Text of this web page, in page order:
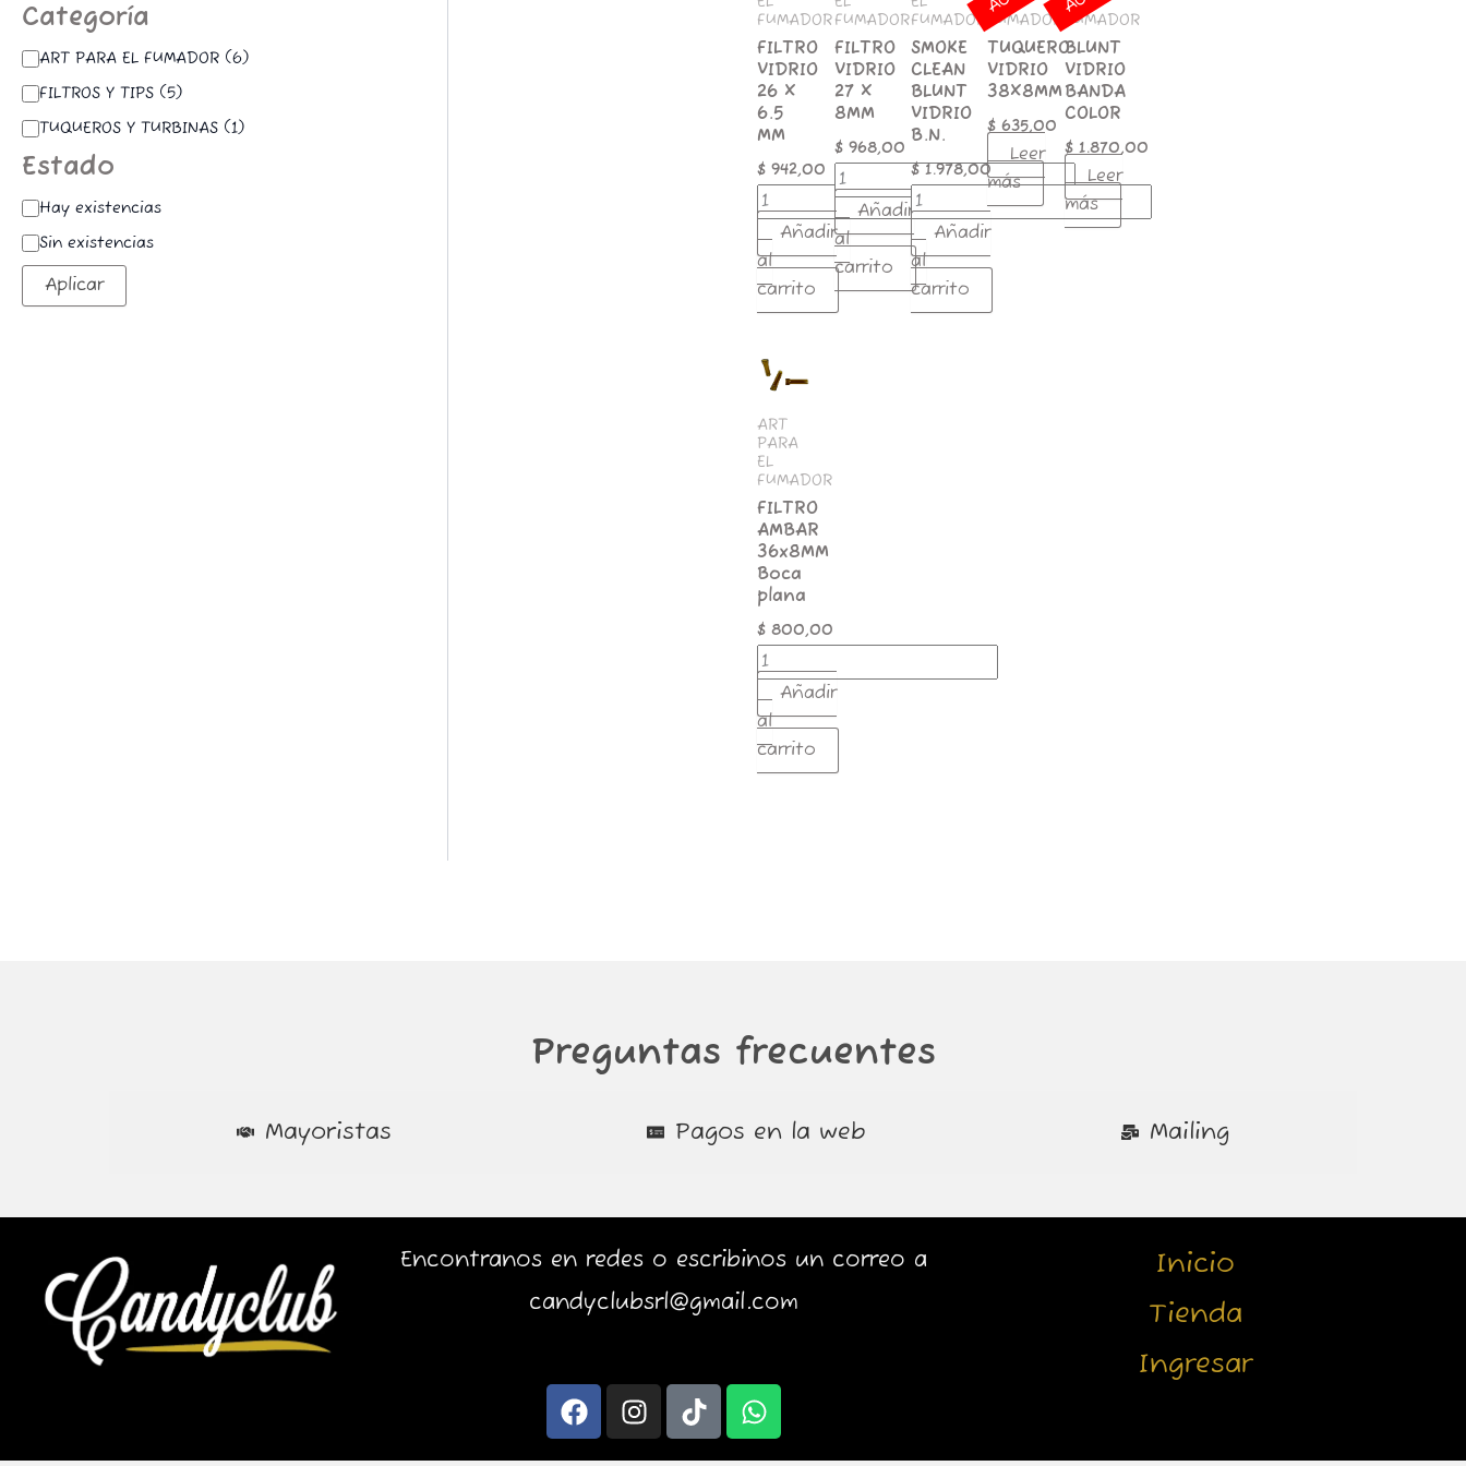
Categoría
ART PARA EL FUMADOR (6)
FILTROS Y TIPS (5)
TUQUEROS Y TURBINAS (1)
Estado
Hay existencias
Sin existencias
Aplicar
FUMADOR
FILTRO
VIDRIO
26 X
6.5
MM
$ 942,00
MM
cantidad
Añadir
al
carrito
FUMADOR
FILTRO
VIDRIO
27 X
8MM
$968,00
cantidad
Añadir
al
carrito
FUMADOR
SMOKE
CLEAN
BLUNT
VIDRIO
B.N.
$1.978,00
cantidad
Añadir
al
carrito
FUMADOR
TUQUERO
VIDRIO
38X8MM
$ 635,00
Leer
más
FUMADOR
BLUNT
VIDRIO
BANDA
COLOR
$1.870,00
Leer
más
ART
PARA
EL
FUMADOR
FILTRO
AMBAR
36x8MM
Boca
plana
$ 800,00
FILTRO
AMBAR
Boca
plana
cantidad
Añadir
al
carrito
Preguntas frecuentes
Mayoristas Pagos en la web Mailing
Encontranos en redes o escribinos un correo a
candyclubsrl@gmail.com
F
a
c
I
n
s
T
i
k
W
h
a
Inicio
Tienda
Ingresar